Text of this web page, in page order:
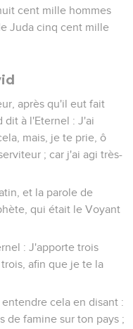
cent mille hommes
Juda cinq cent mille
après qu'il eut fait
dit à l'Eternel : J'ai
mais, je te prie, ô
; car j'ai agi très-
et la parole de
qui était le Voyant
: J'apporte trois
afin que je te la
cela en disant :
de famine sur ton pays ;